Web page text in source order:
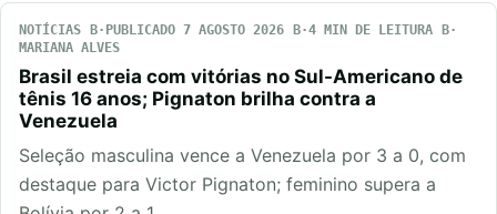
NOTÍCIAS PUBLICADO 7 AGOSTO 2026
4 MIN DE LEITURA
MARIANA ALVES
Brasil estreia com vitórias no Sul-Americano de
tênis 16 anos; Pignaton brilha contra a
Venezuela
Seleção masculina vence a Venezuela por 3 a 0, com
destaque para Victor Pignaton; feminino supera a